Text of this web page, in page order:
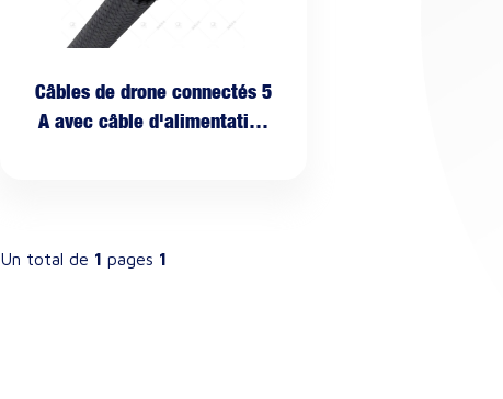
Câbles de drone connectés 5
A avec câble d'alimentation
Un total de 1 pages 1